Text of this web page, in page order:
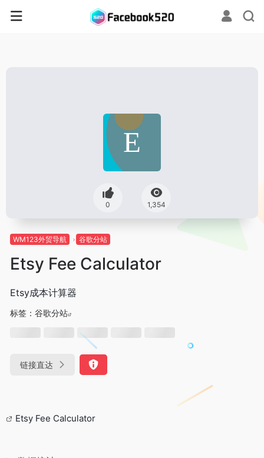
0 1,354
WM123外贸导航 谷歌分站
Etsy Fee Calculator
Etsy成本计算器
标签： 谷歌分站
链接直达
Etsy Fee Calculator